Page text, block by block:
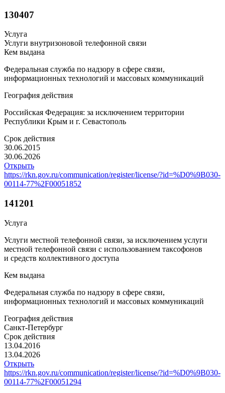
130407
Услуга
Услуги внутризоновой телефонной связи
Кем выдана
Федеральная служба по надзору в сфере связи,
информационных технологий и массовых коммуникаций
География действия
Российская Федерация: за исключением территории
Республики Крым и г. Севастополь
Срок действия
30.06.2015
30.06.2026
Открыть
https://rkn.gov.ru/communication/register/license/?id=%D0%9B030-
00114-77%2F00051852
141201
Услуга
Услуги местной телефонной связи, за исключением услуги
местной телефонной связи с использованием таксофонов
и средств коллективного доступа
Кем выдана
Федеральная служба по надзору в сфере связи,
информационных технологий и массовых коммуникаций
География действия
Санкт-Петербург
Срок действия
13.04.2016
13.04.2026
Открыть
https://rkn.gov.ru/communication/register/license/?id=%D0%9B030-
00114-77%2F00051294